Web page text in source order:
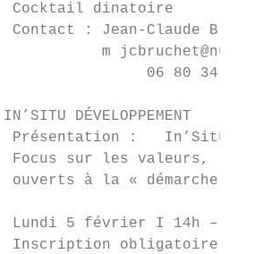
Cocktail dinatoire
Contact : Jean-Claude
m
06 80 34 87
DÉVELOPPEMENT
Présentation :   In’Situ
Focus sur les valeurs, le
ouverts à la « démarche
Lundi 5 février I 14h –
Inscription obligatoire